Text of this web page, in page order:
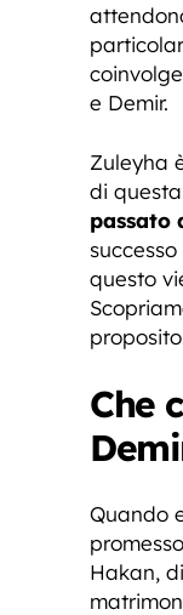
coinvolge
e Demir.
Zuleyha
di
passato
questo
Che
Quando
Hakan,